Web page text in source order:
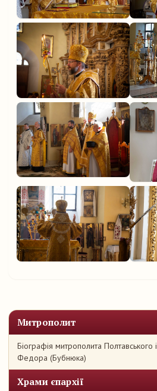
Митрополит
Біографія митрополита
Федора (Бубнюка)
Храми єпархії